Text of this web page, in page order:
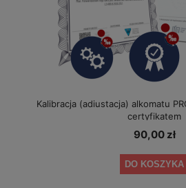
Kalibracja (adiustacja) alkomatu
certyfikatem
90,00 zł
DO KOSZYKA